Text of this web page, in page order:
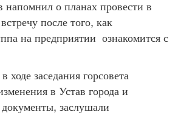
напомнил о планах провести в
встречу после того, как
на предприятии ознакомится с
в ходе заседания горсовета
в Устав города и
документы, заслушали